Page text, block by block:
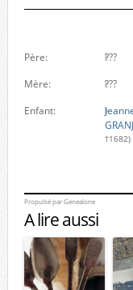
Père:
???
Mère:
???
Enfant:
†1682)
Propulsé par Genealone
A lire aussi